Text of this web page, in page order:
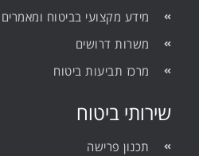
מידע מקצועי בביטוח ומאמרים
משרות דרושים
מרכז תביעות ביטוח
שירותי ביטוח
תכנון פרישה